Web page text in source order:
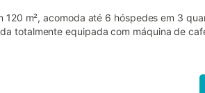
120 m², acomoda até 6 hóspedes em 3
totalmente equipada com máquina de
No exterior, desfrutam de um jardim
ao longo do dia. A piscina exterior privada
a varanda, o grelhador privado e o